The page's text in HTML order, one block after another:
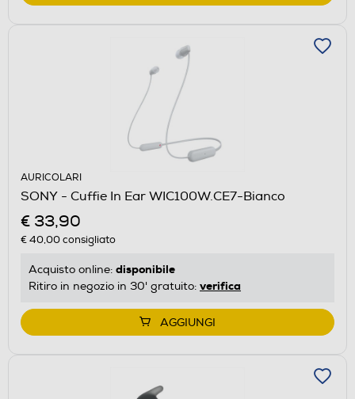
AURICOLARI
SONY - Cuffie In Ear WIC100W.CE7-Bianco
€ 33,90
€ 40,00consigliato
Acquisto online: disponibile
Ritiro in negozio in 30' gratuito: verifica
AGGIUNGI